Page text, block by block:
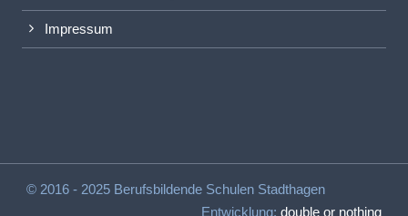
Impressum
© 2016 - 2025 Berufsbildende Schulen Stadthagen
Entwicklung: double or nothing